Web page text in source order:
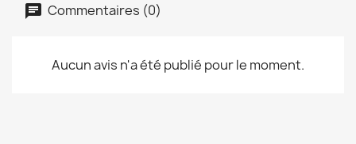
Commentaires (0)
Aucun avis n'a été publié pour le moment.